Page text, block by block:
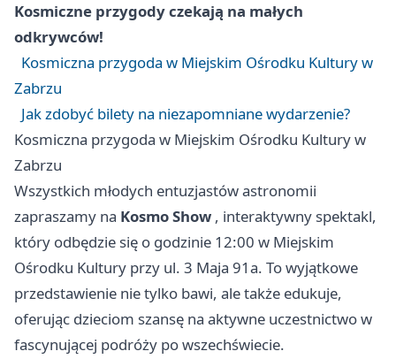
Kosmiczne przygody czekają na małych
odkrywców!
Kosmiczna przygoda w Miejskim Ośrodku Kultury w
Zabrzu
Jak zdobyć bilety na niezapomniane wydarzenie?
Kosmiczna przygoda w Miejskim Ośrodku Kultury w
Zabrzu
Wszystkich młodych entuzjastów astronomii
zapraszamy na Kosmo Show , interaktywny spektakl,
który odbędzie się o godzinie 12:00 w Miejskim
Ośrodku Kultury przy ul. 3 Maja 91a. To wyjątkowe
przedstawienie nie tylko bawi, ale także edukuje,
oferując dzieciom szansę na aktywne uczestnictwo w
fascynującej podróży po wszechświecie.